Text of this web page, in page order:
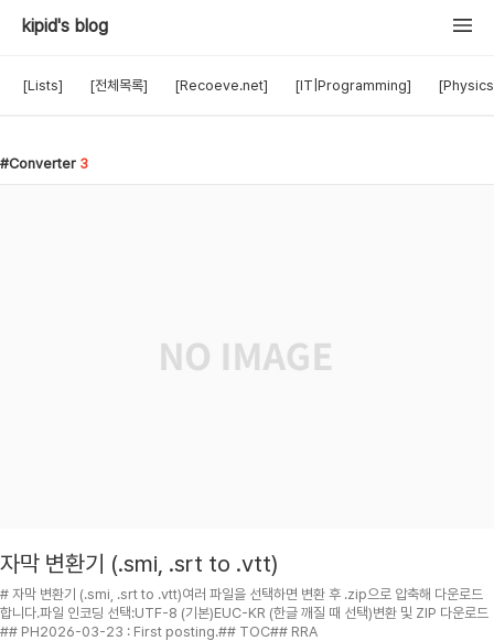
kipid's blog
[Lists] [전체목록] [Recoeve.net] [IT|Programming]
Converter 3
자막 변환기 (.smi, .srt to .vtt)
# 자막 변환기 (.smi, .srt to .vtt)여러 파일을 선택하면 변환 후 .zip으로 압축해 다운로드
합니다.파일 인코딩 선택:UTF-8 (기본)EUC-KR (한글 깨질 때 선택)변환 및 ZIP 다운로드
## PH2026-03-23 : First posting.## TOC## RRA